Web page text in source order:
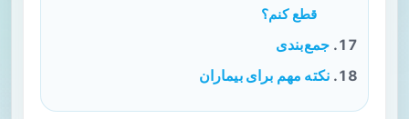
قطع کنم؟
جمع‌بندی
نکته مهم برای بیماران